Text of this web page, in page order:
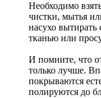
Необходимо
чистки, мытья
насухо вытирать
тканью или
И помните, что
только лучше.
покрываются
полируются до